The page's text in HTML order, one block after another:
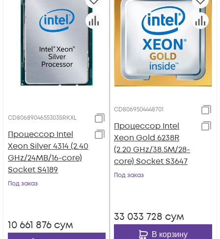
CD8068904655303SRKXL
Процессор Intel
Xeon Silver 4314 (2.40
GHz/24MB/16-core)
Socket S4189
Под заказ
10 661 876 сум
CD8069504448701
Процессор Intel
Xeon Gold 6238R
(2.20 GHz/38.5M/28-
core) Socket S3647
Под заказ
33 033 728 сум
В корзину